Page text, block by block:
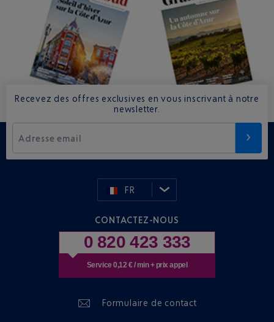
Recevez des offres exclusives en vous inscrivant à notre
newsletter.
Adresse email
FR
CONTACTEZ-NOUS
0 820 423 333
Service 0,12 € / min + prix appel
Formulaire de contact